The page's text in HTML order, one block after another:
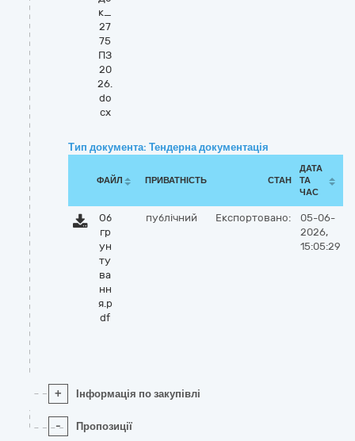
к_
27
75
ПЗ
20
26.
do
cx
Тип документа: Тендерна документація
ФАЙЛ ПРИВАТНІСТЬ СТАН
ДАТА
ТА
ЧАС
Об
гр
ун
ту
ва
нн
я.p
df
публічний Експортовано:
05-06-
2026,
15:05:29
+ Інформація по закупівлі
- Пропозиції